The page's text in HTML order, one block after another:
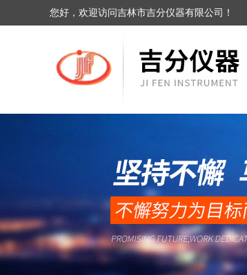
您好，欢迎访问吉林市吉分仪器有限公司！